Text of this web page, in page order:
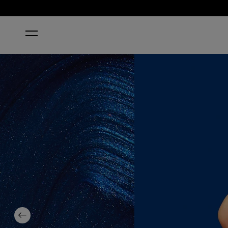
SNEAK-A-BLUE CANDY
Previous